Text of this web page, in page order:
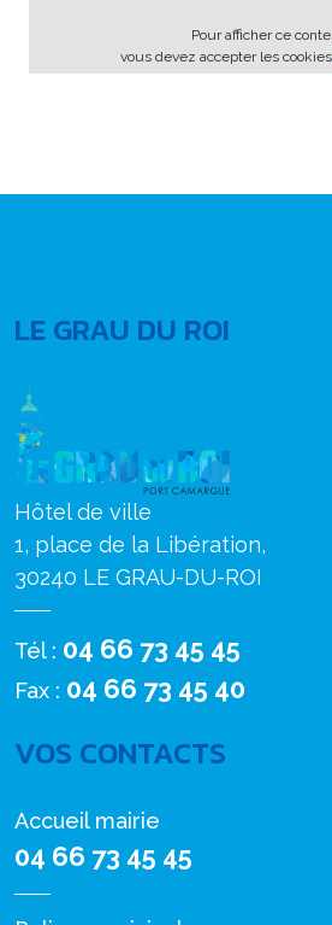
Pour afficher ce
vous devez accepter les cookies
LE GRAU DU ROI
Hôtel de ville
1, place de la Libération,
30240 LE GRAU-DU-ROI
Tél : 04 66 73 45 45
Fax : 04 66 73 45 40
VOS CONTACTS
Accueil mairie
04 66 73 45 45